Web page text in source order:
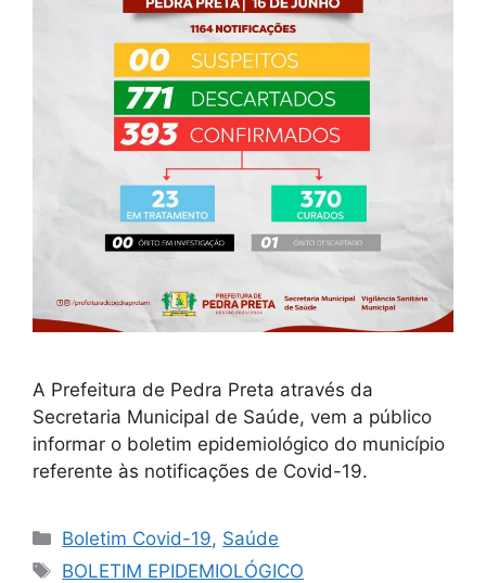
A Prefeitura de Pedra Preta através da
Secretaria Municipal de Saúde, vem a público
informar o boletim epidemiológico do município
referente às notificações de Covid-19.
Boletim Covid-19, Saúde
BOLETIM EPIDEMIOLÓGICO